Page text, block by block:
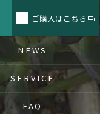
ご購入はこちら
NEWS
SERVICE
FAQ